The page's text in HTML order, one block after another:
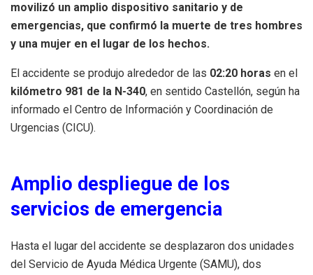
movilizó un amplio dispositivo sanitario y de
emergencias, que confirmó la muerte de tres hombres
y una mujer en el lugar de los hechos.
El accidente se produjo alrededor de las 02:20 horas en el
kilómetro 981 de la N-340, en sentido Castellón, según ha
informado el Centro de Información y Coordinación de
Urgencias (CICU).
Amplio despliegue de los
servicios de emergencia
Hasta el lugar del accidente se desplazaron dos unidades
del Servicio de Ayuda Médica Urgente (SAMU), dos